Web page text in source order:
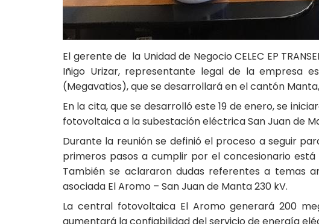
El gerente de la Unidad de Negocio CELEC EP
Iñigo Urizar, representante legal de la empresa
(Megavatios), que se desarrollará en el cantón
En la cita, que se desarrolló este 19 de enero, se
fotovoltaica a la subestación eléctrica San Juan de
Durante la reunión se definió el proceso a seguir
primeros pasos a cumplir por el concesionario
También se aclararon dudas referentes a temas
asociada El Aromo – San Juan de Manta 230 kV.
La central fotovoltaica El Aromo generará 200